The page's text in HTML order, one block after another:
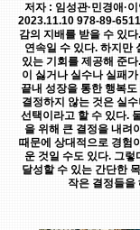
저자 : 임성관·민경애·
2023.11.10 978-89-
감의 지배를 받을 수 있
연속일 수 있다. 하지만
있는 기회를 제공해 준
이 싫거나 실수나 실패
끝내 성장을 통한 행복
결정하지 않는 것은 실
선택이라고 할 수 있다.
을 위해 큰 결정을 내려
때문에 상대적으로 경험
운 것일 수도 있다. 그렇
달성할 수 있는 간단한
작은 결정들을